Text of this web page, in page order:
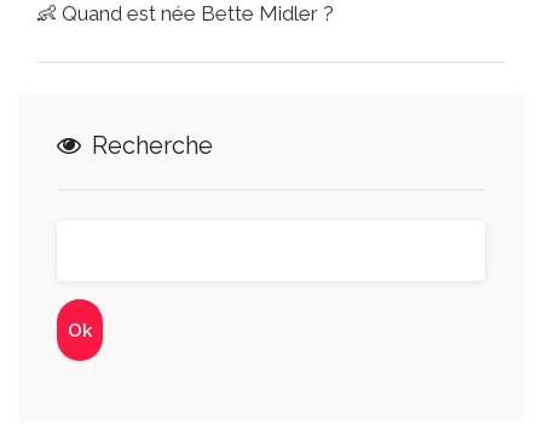
👶 Quand est née Bette Midler ?
Recherche